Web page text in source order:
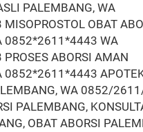
PALEMBANG, WA
OBAT
0852*2611*4443 WA
ABORSI AMAN
0852*2611*4443
WA 0852/
PALEMBANG,
OBAT ABORSI